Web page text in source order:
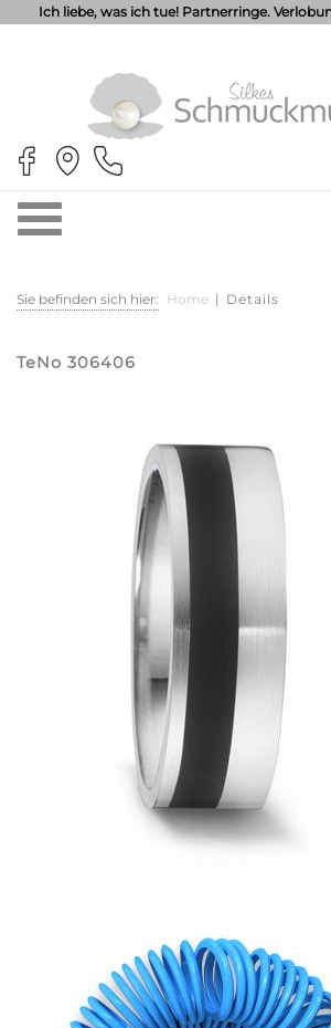
Ich liebe, was ich tue! Partnerringe.
Sie befinden sich hier: Home | Details
TeNo 306406